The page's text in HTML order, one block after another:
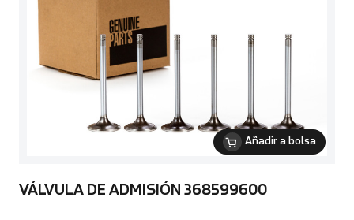
Añadir a bolsa
VÁLVULA DE ADMISIÓN 368599600